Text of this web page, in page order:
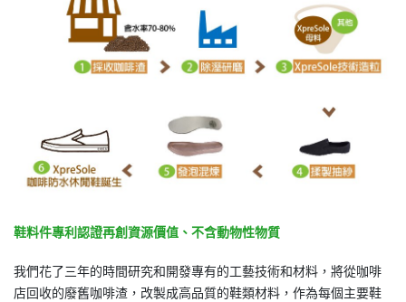
鞋料件專利認證再創資源價值、不含動物性物質
我們花了三年的時間研究和開發專有的工藝技術和材料，將從咖啡
店回收的廢舊咖啡渣，改製成高品質的鞋類材料，作為每個主要鞋